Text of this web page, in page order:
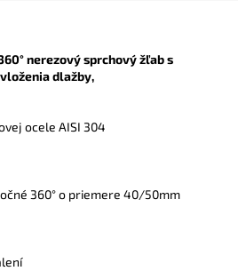
360° nerezový sprchový žľab s
dlažby,
ocele AISI 304
360° o priemere 40/50mm